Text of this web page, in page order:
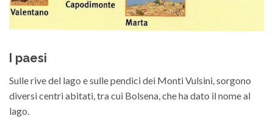
I paesi
Sulle rive del lago e sulle pendici dei Monti Vulsini, sorgono
diversi centri abitati, tra cui Bolsena, che ha dato il nome al
lago.